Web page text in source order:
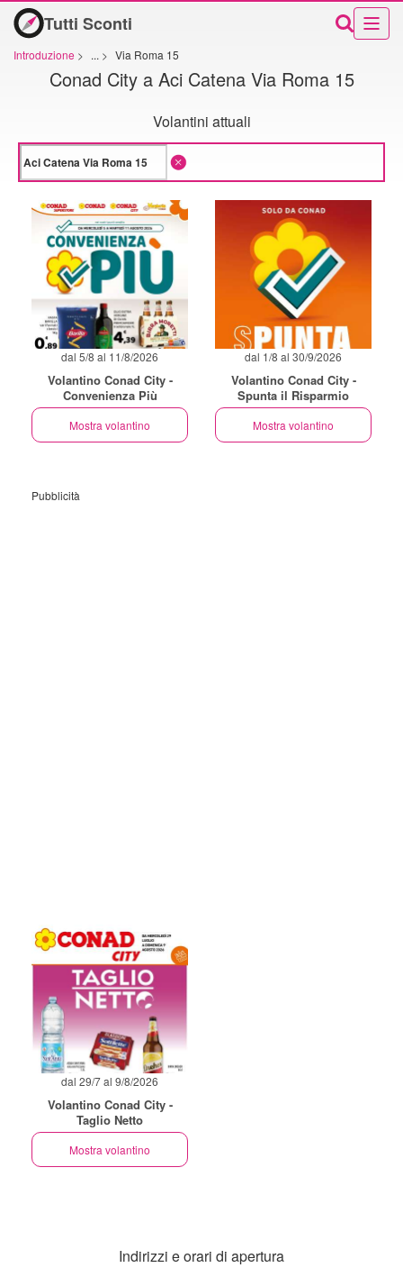
Tutti Sconti
Introduzione > ... > Via Roma 15
Conad City a Aci Catena Via Roma 15
Volantini attuali
dal 5/8 al 11/8/2026
Volantino Conad City -
Convenienza Più
Mostra volantino
dal 1/8 al 30/9/2026
Volantino Conad City -
Spunta il Risparmio
Mostra volantino
Pubblicità
dal 29/7 al 9/8/2026
Volantino Conad City -
Taglio Netto
Mostra volantino
Indirizzi e orari di apertura